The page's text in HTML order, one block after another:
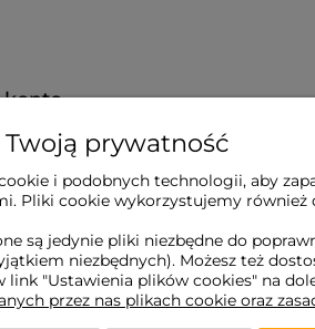
konto
konta
prywatność
i podobnych technologii, aby
Pliki cookie wykorzystujemy
są jedynie pliki niezbędne do
niezbędnych). Możesz też
link "Ustawienia plików cookies" na
przez nas plikach cookie oraz